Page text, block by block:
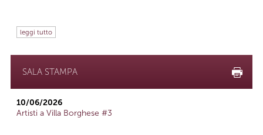
leggi tutto
SALA STAMPA
10/06/2026
Artisti a Villa Borghese #3